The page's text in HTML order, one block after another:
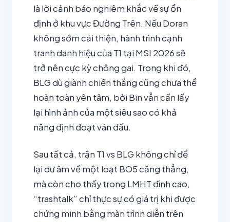
là lời cảnh báo nghiêm khắc về sự ổn
định ở khu vực Đường Trên. Nếu Doran
không sớm cải thiện, hành trình cạnh
tranh danh hiệu của T1 tại MSI 2026 sẽ
trở nên cực kỳ chông gai. Trong khi đó,
BLG dù giành chiến thắng cũng chưa thể
hoàn toàn yên tâm, bởi Bin vẫn cần lấy
lại hình ảnh của một siêu sao có khả
năng định đoạt ván đấu.
Sau tất cả, trận T1 vs BLG không chỉ để
lại dư âm về một loạt BO5 căng thẳng,
mà còn cho thấy trong LMHT đỉnh cao,
“trashtalk” chỉ thực sự có giá trị khi được
chứng minh bằng màn trình diễn trên